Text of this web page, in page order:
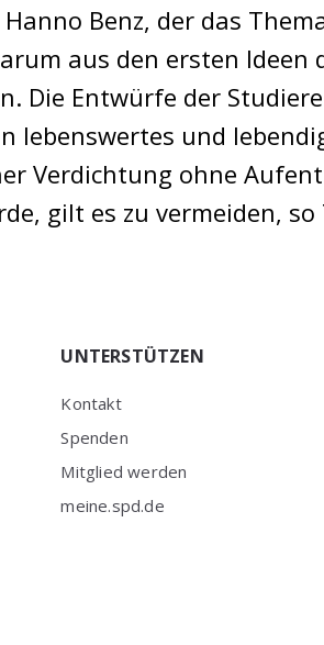
Benz, der das
aus den ersten
Die Entwürfe der
lebenswertes und
Verdichtung ohne
gilt es zu vermeiden,
UNTERSTÜTZEN
Kontakt
Spenden
Mitglied werden
meine.spd.de